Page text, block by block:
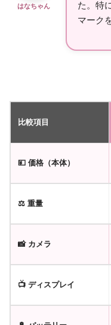
はなちゃん
た。特
マーク
比較項目
💴 価格（本体）
⚖️ 重量
📸 カメラ
📺 ディスプレイ